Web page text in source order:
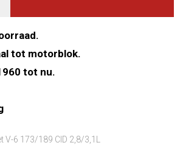
tot motorblok.
tot nu.
V-6 173/189 CID 2,8/3,1L